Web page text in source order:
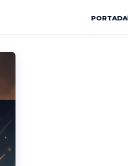
PORTADA